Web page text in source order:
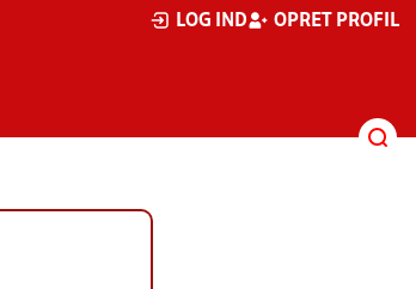
LOG IND OPRET PROFIL